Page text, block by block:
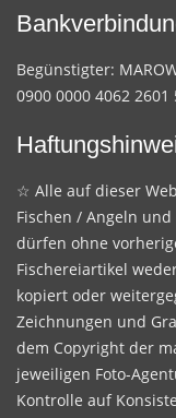
Begünstigter:
0900 0000 4062 2601
☆ Alle auf dieser
Fischen / Angeln
dürfen ohne
Fischereiartikel
kopiert oder
Zeichnungen und
dem Copyright der
jeweiligen Foto-
Kontrolle auf